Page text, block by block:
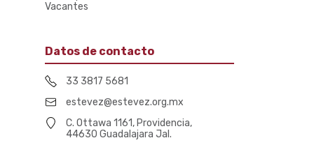
Vacantes
Datos de contacto
33 3817 5681
estevez@estevez.org.mx
C. Ottawa 1161, Providencia,
44630 Guadalajara Jal.